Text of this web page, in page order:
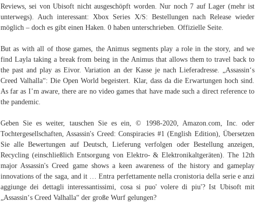
Reviews, sei von Ubisoft nicht ausgeschöpft worden. Nur noch 7 auf Lager (mehr ist
unterwegs). Auch interessant: Xbox Series X/S: Bestellungen nach Release wieder
möglich – doch es gibt einen Haken. 0 haben unterschrieben. Offizielle Seite.
But as with all of those games, the Animus segments play a role in the story, and we
find Layla taking a break from being in the Animus that allows them to travel back to
the past and play as Eivor. Variation an der Kasse je nach Lieferadresse. „Assassin‘s
Creed Valhalla“: Die Open World begeistert. Klar, dass da die Erwartungen hoch sind.
As far as I’m aware, there are no video games that have made such a direct reference to
the pandemic.
Geben Sie es weiter, tauschen Sie es ein, © 1998-2020, Amazon.com, Inc. oder
Tochtergesellschaften, Assassin's Creed: Conspiracies #1 (English Edition), Übersetzen
Sie alle Bewertungen auf Deutsch, Lieferung verfolgen oder Bestellung anzeigen,
Recycling (einschließlich Entsorgung von Elektro- & Elektronikaltgeräten). The 12th
major Assassin's Creed game shows a keen awareness of the history and gameplay
innovations of the saga, and it … Entra perfettamente nella cronistoria della serie e anzi
aggiunge dei dettagli interessantissimi, cosa si puo' volere di piu'? Ist Ubisoft mit
„Assassin‘s Creed Valhalla“ der große Wurf gelungen?